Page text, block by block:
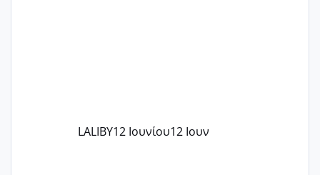
LALIBY12 Ιουνίου12 Ιουν